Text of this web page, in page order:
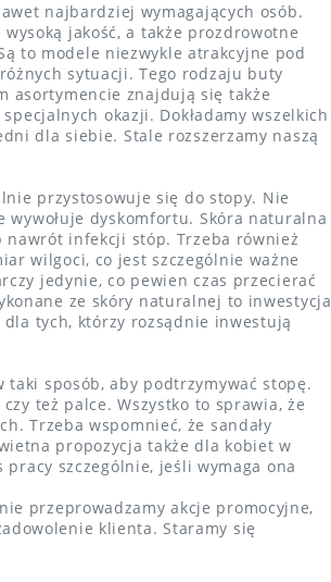
najbardziej wymagających osób.
jakość, a także prozdrowotne
to modele niezwykle atrakcyjne pod
sytuacji. Tego rodzaju buty
asortymencie znajdują się także
okazji. Dokładamy wszelkich
dla siebie. Stale rozszerzamy naszą
przystosowuje się do stopy. Nie
dyskomfortu. Skóra naturalna
nawrót infekcji stóp. Trzeba również
wilgoci, co jest szczególnie ważne
jedynie, co pewien czas przecierać
ze skóry naturalnej to inwestycja
tych, którzy rozsądnie inwestują
sposób, aby podtrzymywać stopę.
też palce. Wszystko to sprawia, że
Trzeba wspomnieć, że sandały
propozycja także dla kobiet w
szczególnie, jeśli wymaga ona
przeprowadzamy akcje promocyjne,
klienta. Staramy się